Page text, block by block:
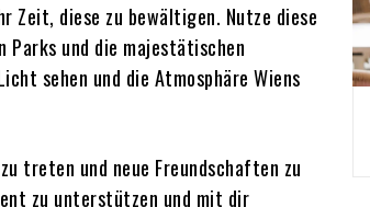
Zeit, diese zu bewältigen. Nutze diese
Parks und die majestätischen
sehen und die Atmosphäre Wiens
treten und neue Freundschaften zu
zu unterstützen und mit dir